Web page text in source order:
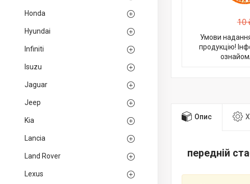
Honda
Hyundai
Infiniti
Isuzu
Jaguar
Jeep
Kia
Lancia
Land Rover
Lexus
10
Умови
продукцію!
Опис
передній